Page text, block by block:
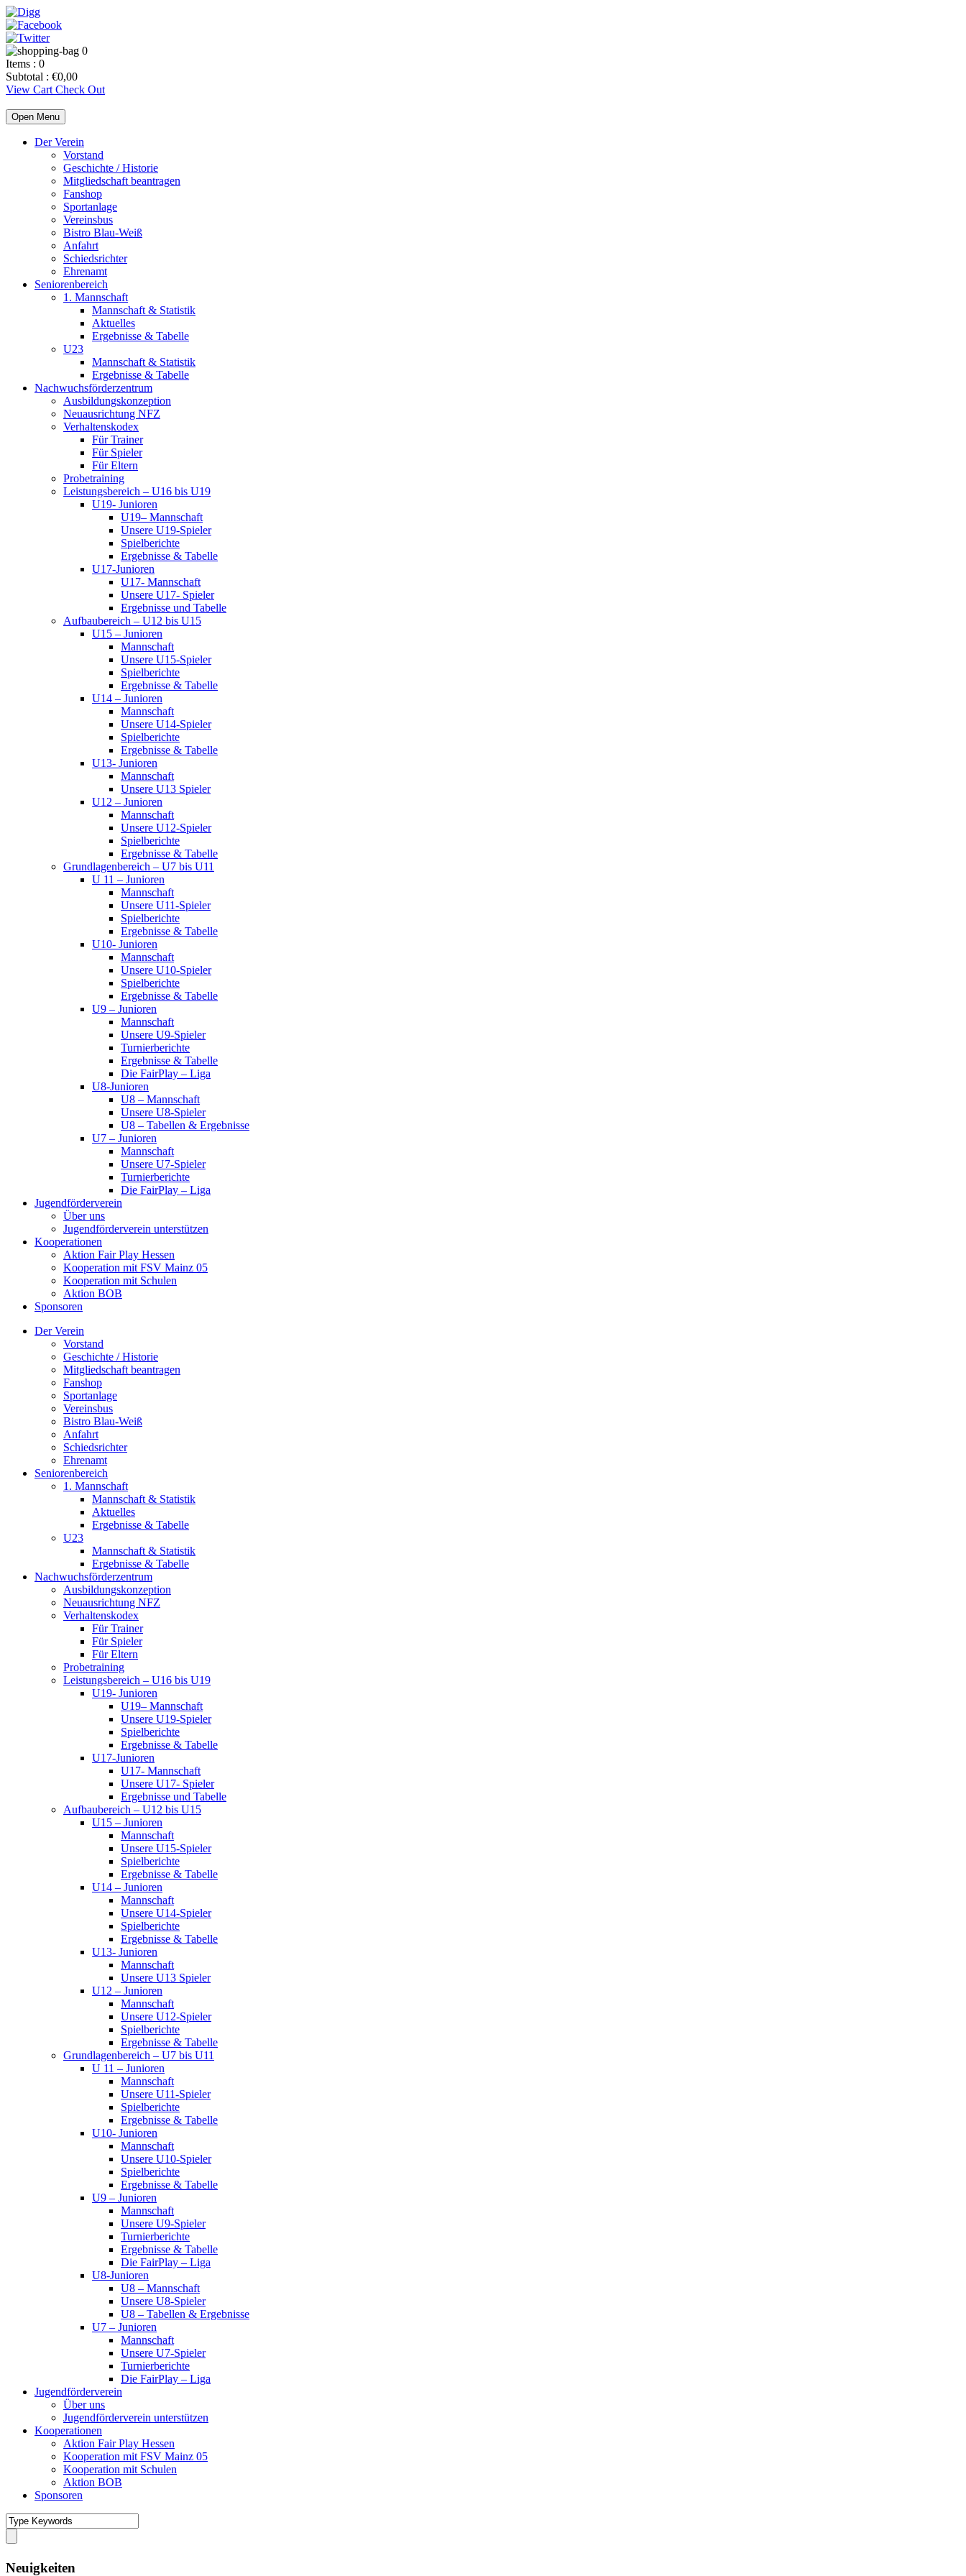
0
Items : 0
Subtotal : €0,00
View Cart Check Out
Open Menu
Der Verein
Vorstand
Geschichte / Historie
Mitgliedschaft beantragen
Fanshop
Sportanlage
Vereinsbus
Bistro Blau-Weiß
Anfahrt
Schiedsrichter
Ehrenamt
Seniorenbereich
1. Mannschaft
Mannschaft & Statistik
Aktuelles
Ergebnisse & Tabelle
U23
Mannschaft & Statistik
Ergebnisse & Tabelle
Nachwuchsförderzentrum
Ausbildungskonzeption
Neuausrichtung NFZ
Verhaltenskodex
Für Trainer
Für Spieler
Für Eltern
Probetraining
Leistungsbereich – U16 bis U19
U19- Junioren
U19– Mannschaft
Unsere U19-Spieler
Spielberichte
Ergebnisse & Tabelle
U17-Junioren
U17- Mannschaft
Unsere U17- Spieler
Ergebnisse und Tabelle
Aufbaubereich – U12 bis U15
U15 – Junioren
Mannschaft
Unsere U15-Spieler
Spielberichte
Ergebnisse & Tabelle
U14 – Junioren
Mannschaft
Unsere U14-Spieler
Spielberichte
Ergebnisse & Tabelle
U13- Junioren
Mannschaft
Unsere U13 Spieler
U12 – Junioren
Mannschaft
Unsere U12-Spieler
Spielberichte
Ergebnisse & Tabelle
Grundlagenbereich – U7 bis U11
U 11 – Junioren
Mannschaft
Unsere U11-Spieler
Spielberichte
Ergebnisse & Tabelle
U10- Junioren
Mannschaft
Unsere U10-Spieler
Spielberichte
Ergebnisse & Tabelle
U9 – Junioren
Mannschaft
Unsere U9-Spieler
Turnierberichte
Ergebnisse & Tabelle
Die FairPlay – Liga
U8-Junioren
U8 – Mannschaft
Unsere U8-Spieler
U8 – Tabellen & Ergebnisse
U7 – Junioren
Mannschaft
Unsere U7-Spieler
Turnierberichte
Die FairPlay – Liga
Jugendförderverein
Über uns
Jugendförderverein unterstützen
Kooperationen
Aktion Fair Play Hessen
Kooperation mit FSV Mainz 05
Kooperation mit Schulen
Aktion BOB
Sponsoren
Der Verein
Vorstand
Geschichte / Historie
Mitgliedschaft beantragen
Fanshop
Sportanlage
Vereinsbus
Bistro Blau-Weiß
Anfahrt
Schiedsrichter
Ehrenamt
Seniorenbereich
1. Mannschaft
Mannschaft & Statistik
Aktuelles
Ergebnisse & Tabelle
U23
Mannschaft & Statistik
Ergebnisse & Tabelle
Nachwuchsförderzentrum
Ausbildungskonzeption
Neuausrichtung NFZ
Verhaltenskodex
Für Trainer
Für Spieler
Für Eltern
Probetraining
Leistungsbereich – U16 bis U19
U19- Junioren
U19– Mannschaft
Unsere U19-Spieler
Spielberichte
Ergebnisse & Tabelle
U17-Junioren
U17- Mannschaft
Unsere U17- Spieler
Ergebnisse und Tabelle
Aufbaubereich – U12 bis U15
U15 – Junioren
Mannschaft
Unsere U15-Spieler
Spielberichte
Ergebnisse & Tabelle
U14 – Junioren
Mannschaft
Unsere U14-Spieler
Spielberichte
Ergebnisse & Tabelle
U13- Junioren
Mannschaft
Unsere U13 Spieler
U12 – Junioren
Mannschaft
Unsere U12-Spieler
Spielberichte
Ergebnisse & Tabelle
Grundlagenbereich – U7 bis U11
U 11 – Junioren
Mannschaft
Unsere U11-Spieler
Spielberichte
Ergebnisse & Tabelle
U10- Junioren
Mannschaft
Unsere U10-Spieler
Spielberichte
Ergebnisse & Tabelle
U9 – Junioren
Mannschaft
Unsere U9-Spieler
Turnierberichte
Ergebnisse & Tabelle
Die FairPlay – Liga
U8-Junioren
U8 – Mannschaft
Unsere U8-Spieler
U8 – Tabellen & Ergebnisse
U7 – Junioren
Mannschaft
Unsere U7-Spieler
Turnierberichte
Die FairPlay – Liga
Jugendförderverein
Über uns
Jugendförderverein unterstützen
Kooperationen
Aktion Fair Play Hessen
Kooperation mit FSV Mainz 05
Kooperation mit Schulen
Aktion BOB
Sponsoren
Neuigkeiten